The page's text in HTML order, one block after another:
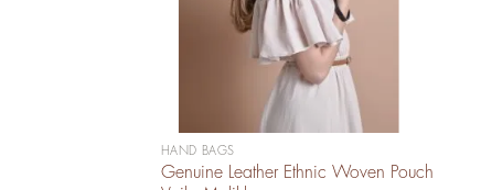
HAND BAGS
Genuine Leather Ethnic Woven Pouch